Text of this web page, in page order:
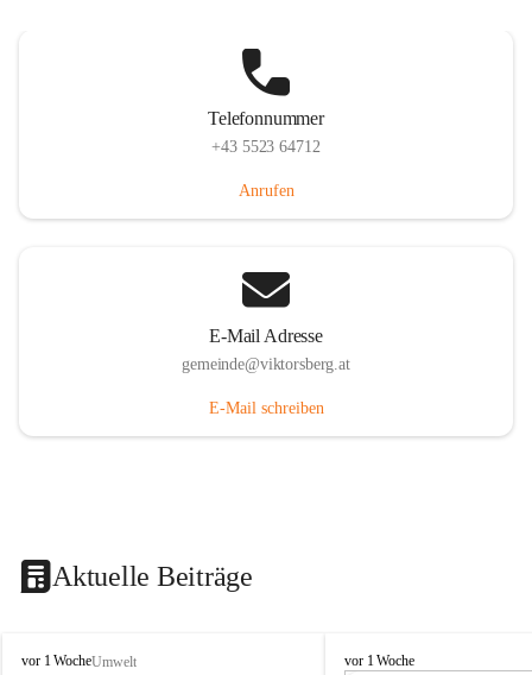
Telefonnummer
+43 5523 64712
Anrufen
E-Mail Adresse
gemeinde@viktorsberg.at
E-Mail schreiben
Aktuelle Beiträge
V
vor 1 WocheUmwelt
V
vor 1 Woche